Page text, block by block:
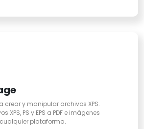
crear y manipular archivos XPS.
XPS, PS y EPS a PDF e imágenes
plataforma.